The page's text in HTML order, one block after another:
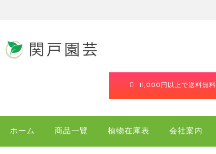
11,000円以上で送料無料
ホーム 商品一覽 植物在庫表 会社案内